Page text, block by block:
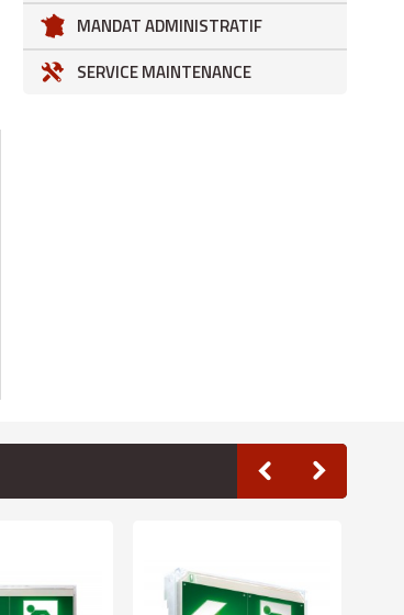
MANDAT ADMINISTRATIF
SERVICE MAINTENANCE